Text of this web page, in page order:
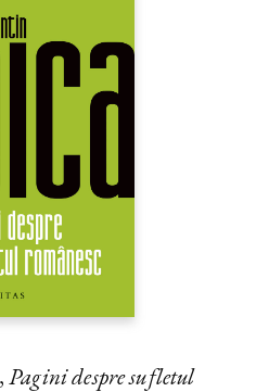
Pagini despre sufletul